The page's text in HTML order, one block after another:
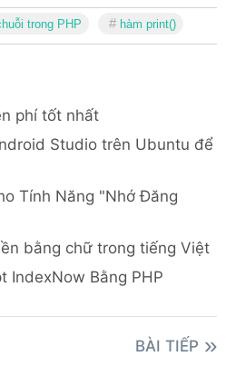
trong PHP hàm print()
phí tốt nhất
Studio trên Ubuntu để
Tính Năng "Nhớ Đăng
bằng chữ trong tiếng Việt
IndexNow Bằng PHP
BÀI TIẾP